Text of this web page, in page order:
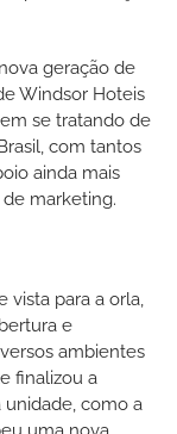
geração de
Windsor Hoteis
se tratando de
com tantos
ainda mais
marketing.
vista para a orla,
e
ambientes
finalizou a
unidade, como a